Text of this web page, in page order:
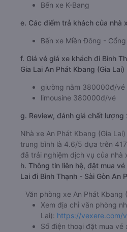
Bến xe K-Bang
e. Các điểm trả khách của nhà
Bến xe Miền Đông -
f. Giá vé giá xe khách đi Bình
Gia Lai An Phát Kbang (Gia Lai)
giường nằm 380000đ/vé
limousine 380000đ/vé
g. Review, đánh giá chất lượng
Nhà xe An Phát Kbang (Gia
trung bình là 4.6/5 dựa trên
đã trải nghiệm dịch vụ của nhà
h. Thông tin liên hệ, đặt mua
Lai đi Bình Thạnh - Sài Gòn An
Văn phòng xe An Phát Kbang
Xem địa chỉ văn phòng
Lai): https://vexere.com/
Số điện thoại đặt mua vé